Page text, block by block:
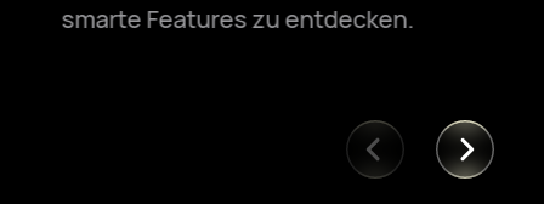
smarte Features zu entdecken.